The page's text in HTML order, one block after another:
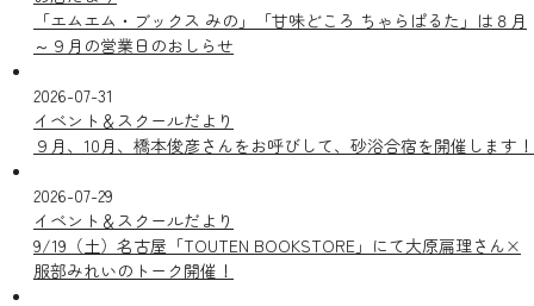
「エムエム・ブックス みの」「甘味どころ ちゃらぱるた」は８月
～９月の営業日のおしらせ
2026-07-31
イベント＆スクールだより
９月、10月、橋本俊彦さんをお呼びして、砂浴合宿を開催します！
2026-07-29
イベント＆スクールだより
9/19（土）名古屋「TOUTEN BOOKSTORE」にて大原扁理さん×
服部みれいのトーク開催！